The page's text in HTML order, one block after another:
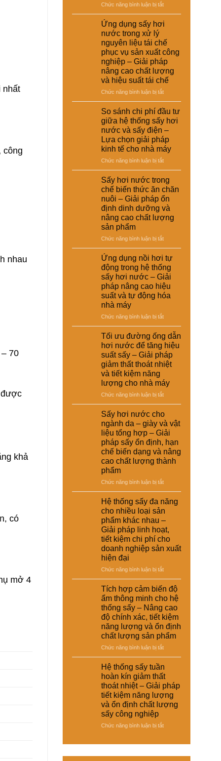
nhất
công
nhau
70
được
khả
có
mở 4
Chức năng bình luận bị tắtở
báo
hoạt
động
của
CÔNG
TY
Ứng dụng sấy hơi
nước trong xử lý
nguyên liệu tái chế
phục vụ sản xuất công
nghiệp – Giải pháp
nâng cao chất lượng
và hiệu suất tái chế
Chức năng bình luận bị tắtở
dụng
sấy
hơi
trong
xử
lý
tái
chế
phục
vụ
sản
Giải
pháp
nâng
cao
chất
hiệu
suất
tái
chế
So sánh chi phí đầu tư
giữa hệ thống sấy hơi
nước và sấy điện –
Lựa chọn giải pháp
kinh tế cho nhà máy
Chức năng bình luận bị tắtở
chi
phí
đầu
tư
giữa
nước
và
sấy
điện
–
giải
pháp
kinh
tế
cho
nhà
Sấy hơi nước trong
chế biến thức ăn chăn
nuôi – Giải pháp ổn
định dinh dưỡng và
nâng cao chất lượng
sản phẩm
Chức năng bình luận bị tắtở
hơi
nước
trong
chế
biến
thức
Giải
pháp
ổn
định
dưỡng
nâng
cao
chất
lượng
sản
phẩm
Ứng dụng nồi hơi tự
động trong hệ thống
sấy hơi nước – Giải
pháp nâng cao hiệu
suất và tự động hóa
nhà máy
Chức năng bình luận bị tắtở
dụng
nồi
hơi
tự
động
hệ
nước
–
Giải
pháp
nâng
cao
và
tự
động
hóa
máy
Tối ưu đường ống dẫn
hơi nước để tăng hiệu
suất sấy – Giải pháp
giảm thất thoát nhiệt
và tiết kiệm năng
lượng cho nhà máy
Chức năng bình luận bị tắtở
đường
ống
dẫn
hơi
nước
để
–
Giải
pháp
giảm
thất
tiết
kiệm
năng
lượng
nhà
máy
Sấy hơi nước cho
ngành da – giày và vật
liệu tổng hợp – Giải
pháp sấy ổn định, hạn
chế biến dạng và nâng
cao chất lượng thành
phẩm
Chức năng bình luận bị tắtở
hơi
nước
cho
da
–
giày
hợp
–
Giải
pháp
sấy
ổn
hạn
chế
biến
dạng
và
nâng
cao
chất
thành
Hệ thống sấy đa năng
cho nhiều loại sản
phẩm khác nhau –
Giải pháp linh hoạt,
tiết kiệm chi phí cho
doanh nghiệp sản xuất
hiện đại
Chức năng bình luận bị tắtở
thống
sấy
đa
năng
cho
nhiều
loại
nhau
–
Giải
pháp
linh
kiệm
phí
Tích hợp cảm biến độ
ẩm thông minh cho hệ
thống sấy – Nâng cao
độ chính xác, tiết kiệm
năng lượng và ổn định
chất lượng sản phẩm
Chức năng bình luận bị tắtở
biến
độ
ẩm
thông
–
Hệ thống sấy tuần
hoàn kín giảm thất
thoát nhiệt – Giải pháp
tiết kiệm năng lượng
và ổn định chất lượng
sấy công nghiệp
Chức năng bình luận bị tắtở